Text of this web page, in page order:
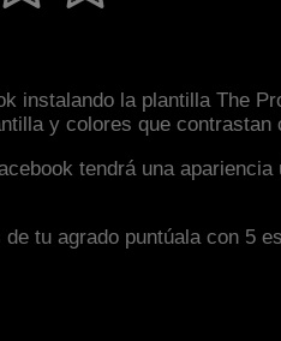
instalando la plantilla The
y colores que contrastan
tendrá una
tu agrado puntúala con 5